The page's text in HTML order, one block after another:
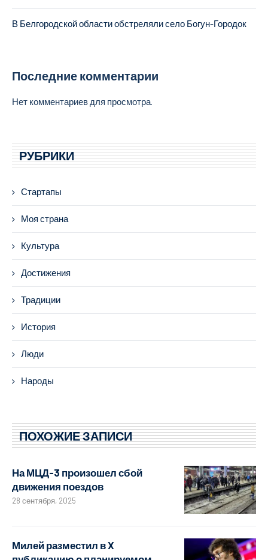
В Белгородской области обстреляли село Богун-Городок
Последние комментарии
Нет комментариев для просмотра.
РУБРИКИ
Стартапы
Моя страна
Культура
Достижения
Традиции
История
Люди
Народы
ПОХОЖИЕ ЗАПИСИ
На МЦД-3 произошел сбой
движения поездов
28 сентября, 2025
Милей разместил в X